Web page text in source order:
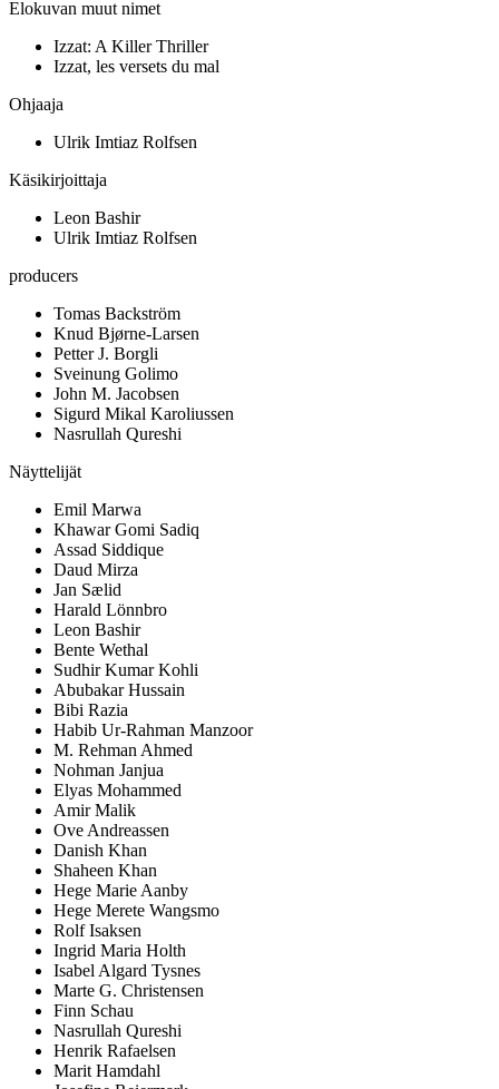
Elokuvan muut nimet
Izzat: A Killer Thriller
Izzat, les versets du mal
Ohjaaja
Ulrik Imtiaz Rolfsen
Käsikirjoittaja
Leon Bashir
Ulrik Imtiaz Rolfsen
producers
Tomas Backström
Knud Bjørne-Larsen
Petter J. Borgli
Sveinung Golimo
John M. Jacobsen
Sigurd Mikal Karoliussen
Nasrullah Qureshi
Näyttelijät
Emil Marwa
Khawar Gomi Sadiq
Assad Siddique
Daud Mirza
Jan Sælid
Harald Lönnbro
Leon Bashir
Bente Wethal
Sudhir Kumar Kohli
Abubakar Hussain
Bibi Razia
Habib Ur-Rahman Manzoor
M. Rehman Ahmed
Nohman Janjua
Elyas Mohammed
Amir Malik
Ove Andreassen
Danish Khan
Shaheen Khan
Hege Marie Aanby
Hege Merete Wangsmo
Rolf Isaksen
Ingrid Maria Holth
Isabel Algard Tysnes
Marte G. Christensen
Finn Schau
Nasrullah Qureshi
Henrik Rafaelsen
Marit Hamdahl